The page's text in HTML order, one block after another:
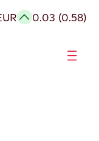
0.03 (0.58)